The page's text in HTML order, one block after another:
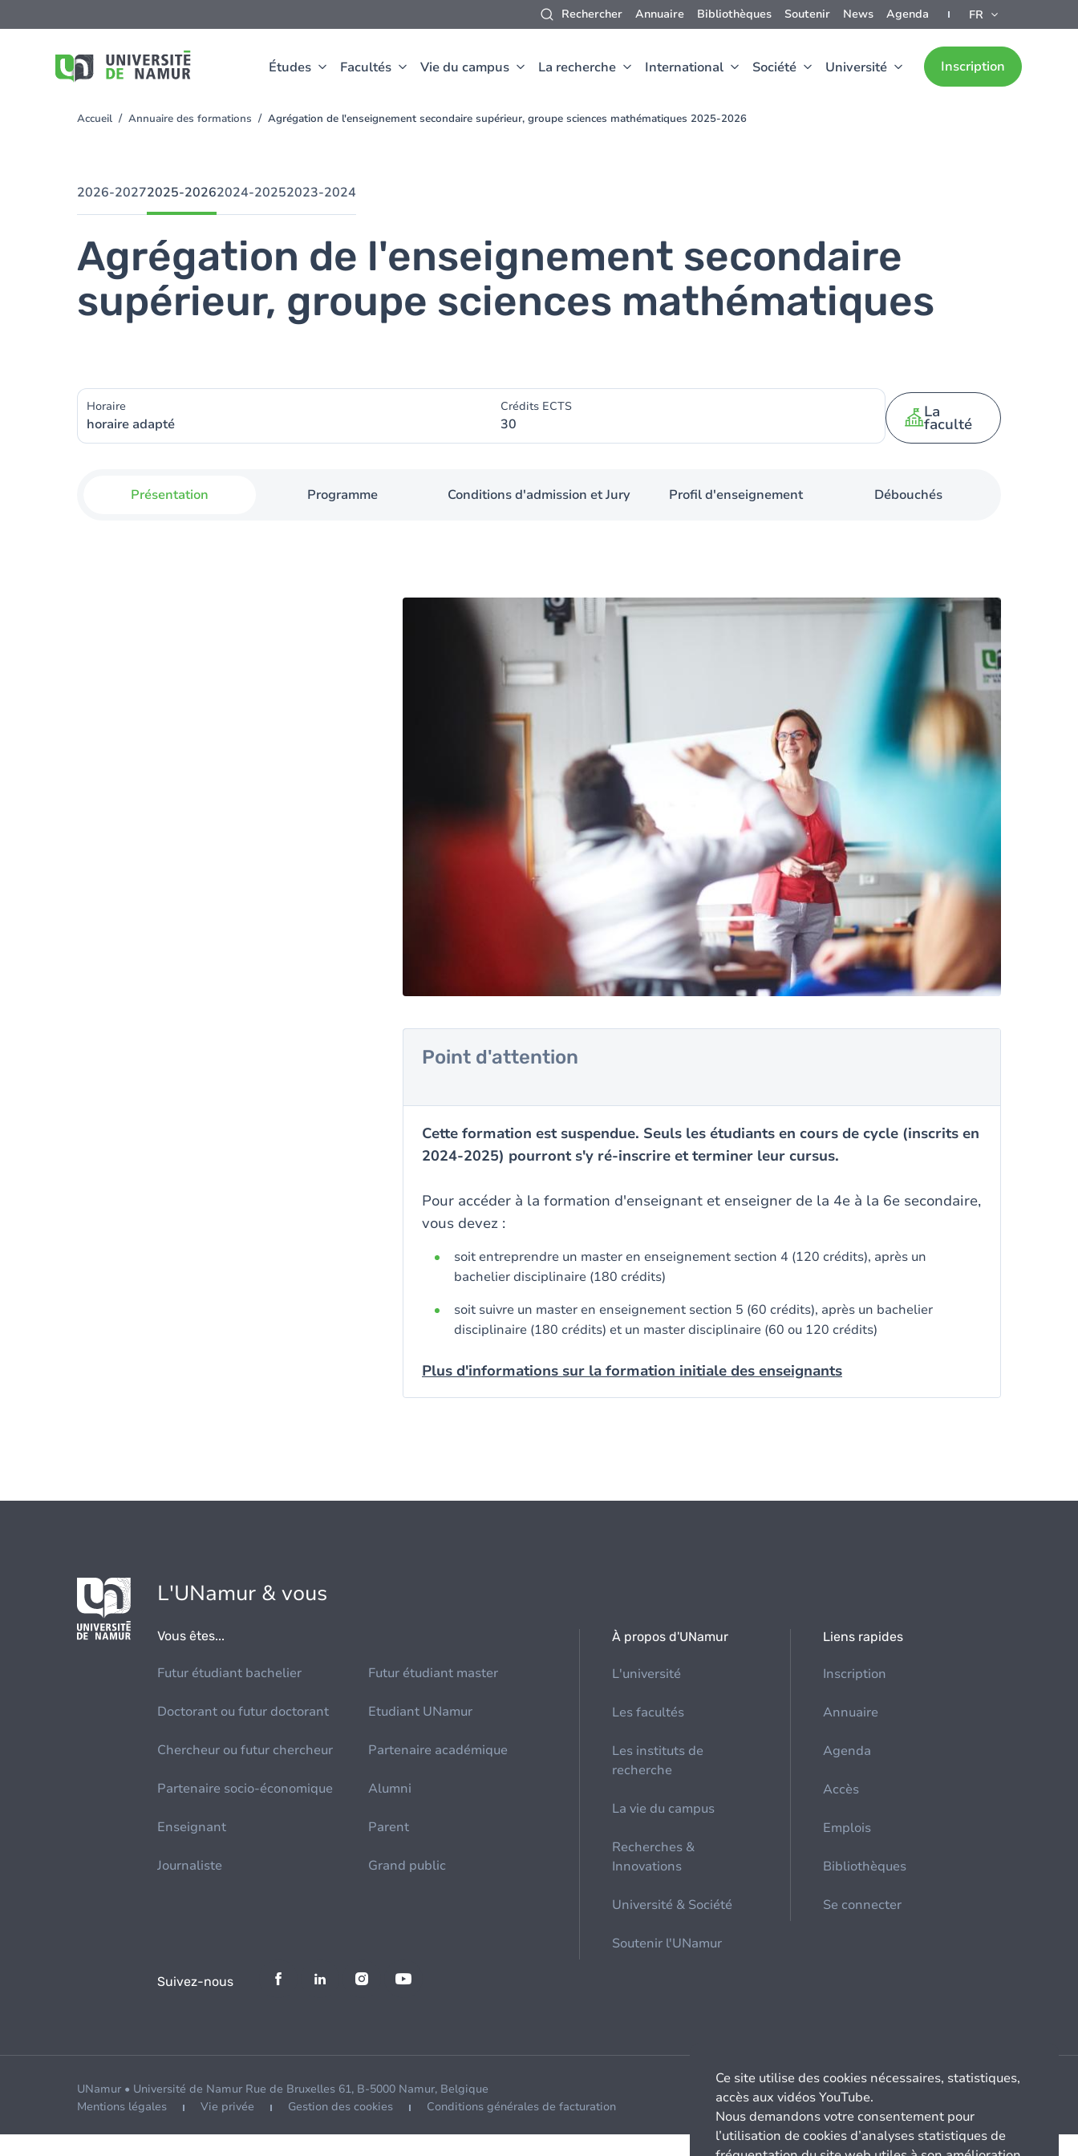
Rechercher Annuaire Bibliothèques Soutenir News Agenda FR
Études Facultés Vie du campus La recherche International Société Université Inscription
au
You
Accueil Annuaire des formations Agrégation de l'enseignement secondaire supérieur, groupe sciences mathématiques 2025-2026
2026-20272025-20262024-20252023-2024
Agrégation de l'enseignement secondaire
supérieur, groupe sciences mathématiques
Horaire
horaire adapté
Crédits ECTS
30
La
faculté
Présentation Programme Conditions d'admission et Jury Profil d'enseignement Débouchés
Point d'attention
Cette formation est suspendue. Seuls les étudiants en cours de cycle (inscrits en
2024-2025) pourront s'y ré-inscrire et terminer leur cursus.
Pour accéder à la formation d'enseignant et enseigner de la 4e à la 6e secondaire,
vous devez :
soit entreprendre un master en enseignement section 4 (120 crédits), après un
bachelier disciplinaire (180 crédits)
soit suivre un master en enseignement section 5 (60 crédits), après un bachelier
disciplinaire (180 crédits) et un master disciplinaire (60 ou 120 crédits)
Plus d'informations sur la formation initiale des enseignants
L'UNamur & vous
Vous êtes...
Futur étudiant bachelier Futur étudiant master
Doctorant ou futur doctorant Etudiant UNamur
Chercheur ou futur chercheur Partenaire académique
Partenaire socio-économique Alumni
Enseignant Parent
Journaliste Grand public
À propos d'UNamur
L'université
Les facultés
Les instituts de
recherche
La vie du campus
Recherches &
Innovations
Université & Société
Soutenir l'UNamur
Liens rapides
Inscription
Annuaire
Agenda
Accès
Emplois
Bibliothèques
Se connecter
Suivez-nous
UNamur • Université de Namur Rue de Bruxelles 61, B-5000 Namur, Belgique
Mentions légales
Vie privée Gestion des cookies Conditions générales de facturation
Ce site utilise des cookies nécessaires, statistiques,
accès aux vidéos YouTube.
Nous demandons votre consentement pour
l’utilisation de cookies d’analyses statistiques de